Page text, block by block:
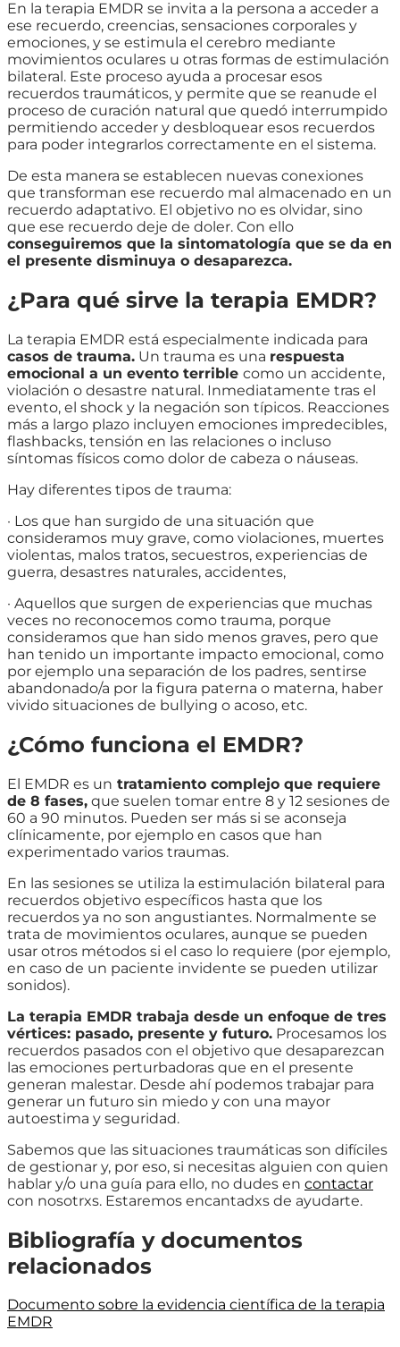
En la terapia EMDR se invita a la persona a acceder a
ese recuerdo, creencias, sensaciones corporales y
emociones, y se estimula el cerebro mediante
movimientos oculares u otras formas de estimulación
bilateral. Este proceso ayuda a procesar esos
recuerdos traumáticos, y permite que se reanude el
proceso de curación natural que quedó interrumpido
permitiendo acceder y desbloquear esos recuerdos
para poder integrarlos correctamente en el sistema.
De esta manera se establecen nuevas conexiones
que transforman ese recuerdo mal almacenado en un
recuerdo adaptativo. El objetivo no es olvidar, sino
que ese recuerdo deje de doler. Con ello
conseguiremos que la sintomatología que se da en
el presente disminuya o desaparezca.
¿Para qué sirve la terapia EMDR?
La terapia EMDR está especialmente indicada para
casos de trauma. Un trauma es una respuesta
emocional a un evento terrible como un accidente,
violación o desastre natural. Inmediatamente tras el
evento, el shock y la negación son típicos. Reacciones
más a largo plazo incluyen emociones impredecibles,
flashbacks, tensión en las relaciones o incluso
síntomas físicos como dolor de cabeza o náuseas.
Hay diferentes tipos de trauma:
· Los que han surgido de una situación que
consideramos muy grave, como violaciones, muertes
violentas, malos tratos, secuestros, experiencias de
guerra, desastres naturales, accidentes,
· Aquellos que surgen de experiencias que muchas
veces no reconocemos como trauma, porque
consideramos que han sido menos graves, pero que
han tenido un importante impacto emocional, como
por ejemplo una separación de los padres, sentirse
abandonado/a por la figura paterna o materna, haber
vivido situaciones de bullying o acoso, etc.
¿Cómo funciona el EMDR?
El EMDR es un tratamiento complejo que requiere
de 8 fases, que suelen tomar entre 8 y 12 sesiones de
60 a 90 minutos. Pueden ser más si se aconseja
clínicamente, por ejemplo en casos que han
experimentado varios traumas.
En las sesiones se utiliza la estimulación bilateral para
recuerdos objetivo específicos hasta que los
recuerdos ya no son angustiantes. Normalmente se
trata de movimientos oculares, aunque se pueden
usar otros métodos si el caso lo requiere (por ejemplo,
en caso de un paciente invidente se pueden utilizar
sonidos).
La terapia EMDR trabaja desde un enfoque de tres
vértices: pasado, presente y futuro. Procesamos los
recuerdos pasados con el objetivo que desaparezcan
las emociones perturbadoras que en el presente
generan malestar. Desde ahí podemos trabajar para
generar un futuro sin miedo y con una mayor
autoestima y seguridad.
Sabemos que las situaciones traumáticas son difíciles
de gestionar y, por eso, si necesitas alguien con quien
hablar y/o una guía para ello, no dudes en contactar
con nosotrxs. Estaremos encantadxs de ayudarte.
Bibliografía y documentos
relacionados
Documento sobre la evidencia científica de la terapia
EMDR